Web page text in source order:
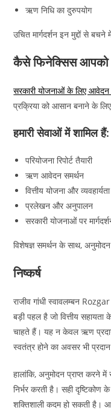
ऋण निधि का दुरुपयोग
उचित मार्गदर्शन इन मुद्दों से
कैसे फिनेक्सिस आपको
सरकारी योजनाओं के लिए आवेदन
प्रक्रिया को आसान बनाने के
हमारी सेवाओं में शामिल हैं:
परियोजना रिपोर्ट तैयारी
ऋण आवेदन समर्थन
वित्तीय योजना और व्यवहार्यता
प्रलेखन और अनुपालन
सरकारी योजनाओं पर
विशेषज्ञ समर्थन के साथ,
निष्कर्ष
राजीव गांधी स्वावलम्बन
बड़ी पहल है जो वित्तीय
चाहते हैं। यह न केवल ऋण
स्वतंत्र होने का अवसर भी
हालांकि, अनुमोदन प्राप्त करने
निर्भर करती है। सही दृष्टिकोण
शक्तिशाली कदम हो सकती है।